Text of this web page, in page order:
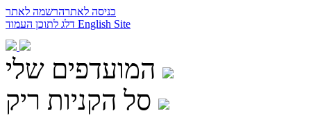
כניסה לאתרהרשמה לאתר
English Site
המועדפים שלי
סל הקניות ריק